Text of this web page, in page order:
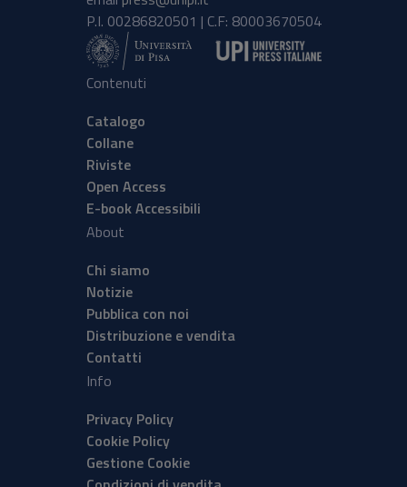
P.I. 00286820501 | C.F: 80003670504
Contenuti
Catalogo
Collane
Riviste
Open Access
E-book Accessibili
About
Chi siamo
Notizie
Pubblica con noi
Distribuzione e vendita
Contatti
Info
Privacy Policy
Cookie Policy
Gestione Cookie